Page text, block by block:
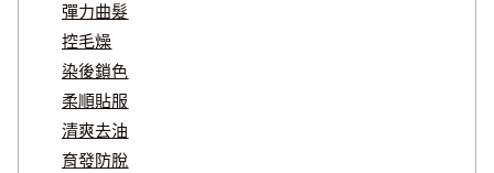
彈力曲髮
控毛燥
染後鎖色
柔順貼服
清爽去油
育發防脫